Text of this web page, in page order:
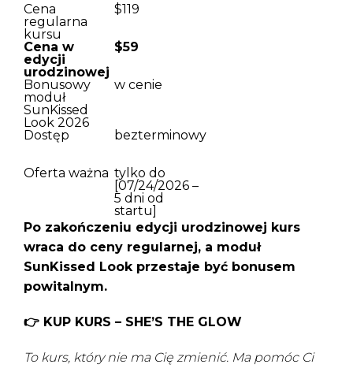
Cena
regularna
kursu
$119
Cena w
edycji
urodzinowej
$59
Bonusowy
moduł
SunKissed
Look 2026
w cenie
Dostęp bezterminowy
Oferta ważna tylko do
[07/24/2026 –
5 dni od
startu]
Po zakończeniu edycji urodzinowej kurs
wraca do ceny regularnej, a moduł
SunKissed Look przestaje być bonusem
powitalnym.
👉 KUP KURS – SHE’S THE GLOW
To kurs, który nie ma Cię zmienić. Ma pomóc Ci